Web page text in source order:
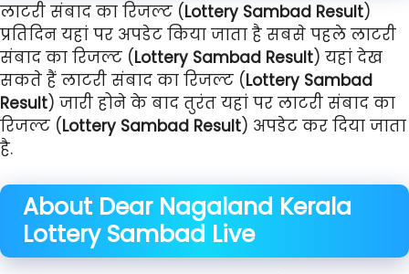
लाटरी संबाद का रिजल्ट (Lottery Sambad Result)
प्रतिदिन यहां पर अपडेट किया जाता है सबसे पहले लाटरी
संबाद का रिजल्ट (Lottery Sambad Result) यहां देख
सकते हैं लाटरी संबाद का रिजल्ट (Lottery Sambad
Result) जारी होने के बाद तुरंत यहां पर लाटरी संबाद का
रिजल्ट (Lottery Sambad Result) अपडेट कर दिया जाता
है.
About Dear Nagaland Kerala
Lottery Sambad Live